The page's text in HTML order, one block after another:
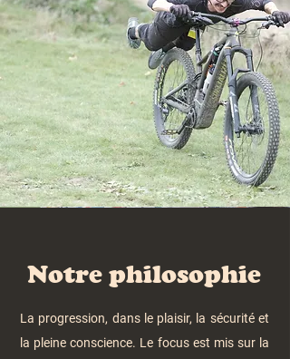
Notre philosophie
La progression, dans le plaisir, la sécurité et
la pleine conscience. Le focus est mis sur la